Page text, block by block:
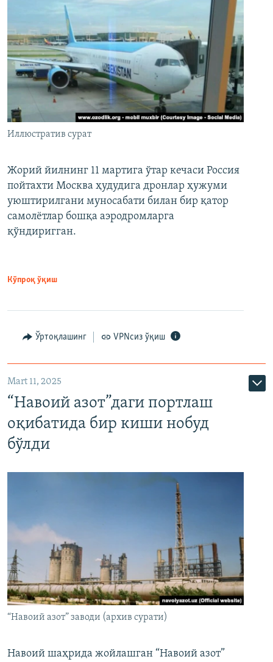
Иллюстратив сурат
Жорий йилнинг 11 мартига ўтар кечаси Россия
пойтахти Москва ҳудудига дронлар ҳужуми
уюштирилгани муносабати билан бир қатор
самолётлар бошқа аэродромларга
қўндиригган.
Кўпроқ ўқиш
Ўртоқлашинг VPNсиз ўқиш
Mart 11, 2025
“Навоий азот”даги портлаш
оқибатида бир киши нобуд
бўлди
“Навоий азот” заводи (архив сурати)
Навоий шаҳрида жойлашган “Навоий азот”